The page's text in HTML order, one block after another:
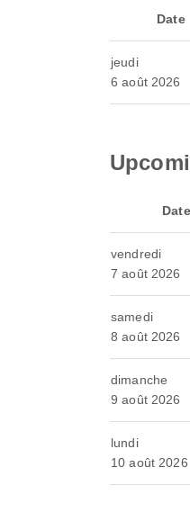
Date
jeudi
6 août 2026
Date
vendredi
7 août 2026
samedi
8 août 2026
dimanche
9 août 2026
lundi
10 août 2026